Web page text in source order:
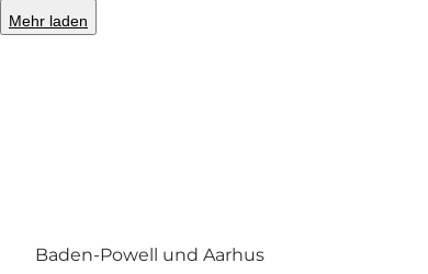
Mehr laden
Baden-Powell und Aarhus